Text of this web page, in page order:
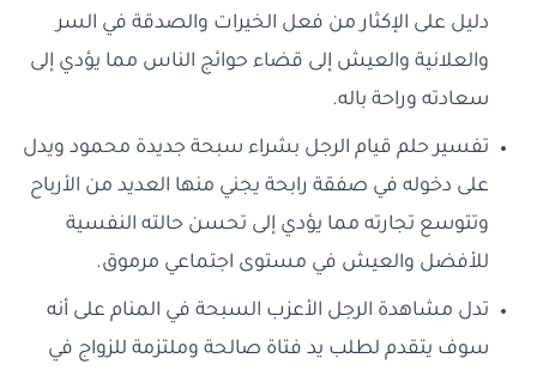
دليل على الإكثار من فعل الخيرات والصدقة في السر
والعلانية والعيش إلى قضاء حوائج الناس مما يؤدي إلى
سعادته وراحة باله.
تفسير حلم قيام الرجل بشراء سبحة جديدة محمود ويدل
على دخوله في صفقة رابحة يجني منها العديد من الأرباح
وتتوسع تجارته مما يؤدي إلى تحسن حالته النفسية
للأفضل والعيش في مستوى اجتماعي مرموق.
تدل مشاهدة الرجل الأعزب السبحة في المنام على أنه
سوف يتقدم لطلب يد فتاة صالحة وملتزمة للزواج في